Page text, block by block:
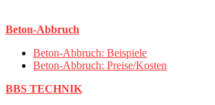
Beton-Abbruch
Beton-Abbruch: Beispiele
Beton-Abbruch: Preise/Kosten
BBS TECHNIK